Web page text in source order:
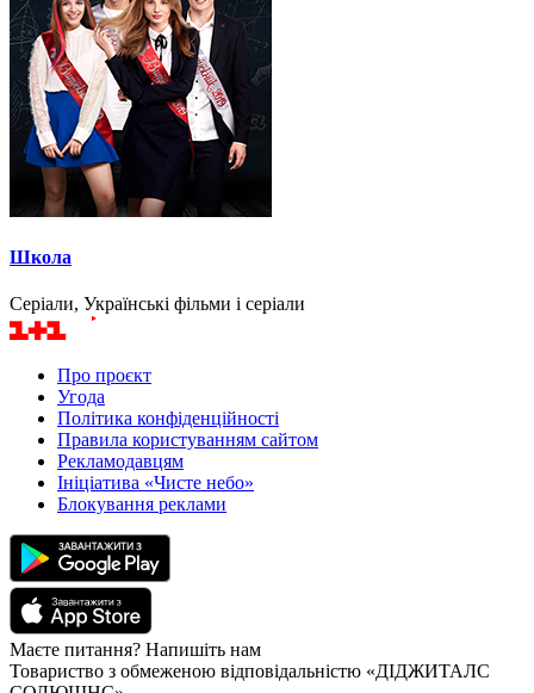
Школа
Серіали, Українські фільми і серіали
Про проєкт
Угода
Політика конфіденційності
Правила користуванням сайтом
Рекламодавцям
Ініціатива «Чисте небо»
Блокування реклами
Маєте питання? Напишіть нам
Товариство з обмеженою відповідальністю «ДІДЖИТАЛС